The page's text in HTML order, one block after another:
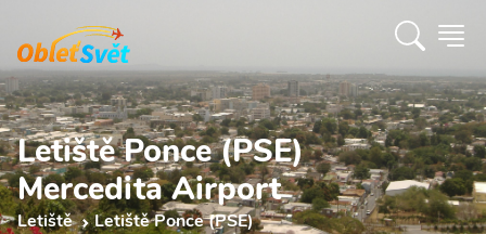
Letiště Ponce (PSE)
Mercedita Airport
Letiště Letiště Ponce (PSE)